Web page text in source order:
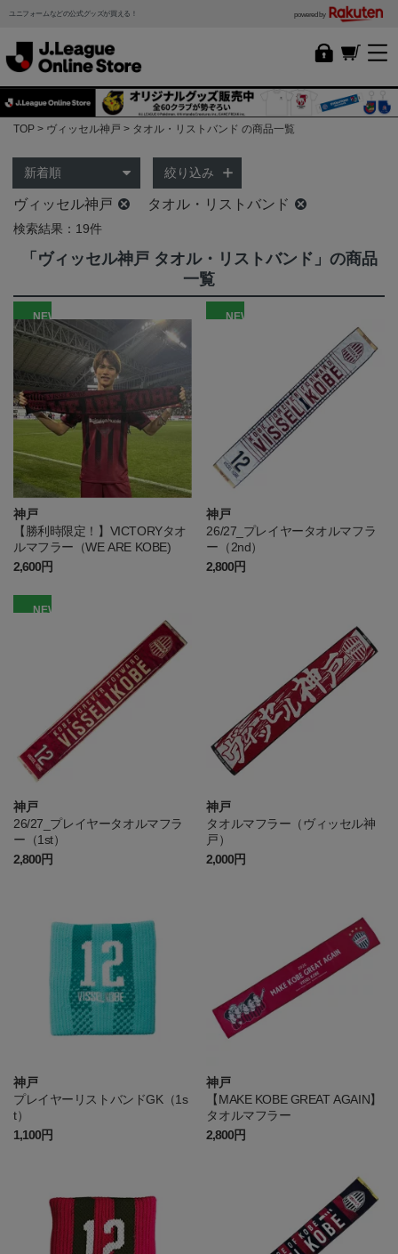
ユニフォームなどの公式グッズが買える！ powered by
TOP ヴィッセル神戸 タオル・リストバンド の商品一覧
絞り込み
ヴィッセル神戸 タオル・リストバンド
検索結果：19件
「ヴィッセル神戸 タオル・リストバンド」の商品
一覧
NEW
神戸
【勝利時限定！】VICTORYタオ
ルマフラー（WE ARE KOBE)
2,600円
NEW
神戸
26/27_プレイヤータオルマフラ
ー（2nd）
2,800円
NEW
神戸
26/27_プレイヤータオルマフラ
ー（1st）
2,800円
神戸
タオルマフラー（ヴィッセル神
戸）
2,000円
神戸
プレイヤーリストバンドGK（1s
t）
1,100円
神戸
【MAKE KOBE GREAT AGAIN】
タオルマフラー
2,800円